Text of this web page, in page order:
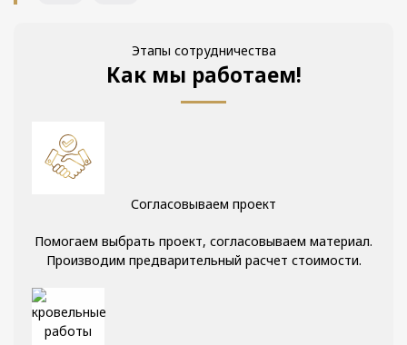
Этапы сотрудничества
Как мы работаем!
Согласовываем проект
Помогаем выбрать проект, согласовываем материал.
Производим предварительный расчет стоимости.